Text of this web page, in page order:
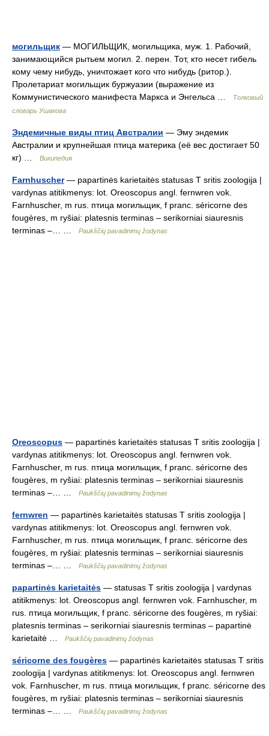
могильщик — МОГИЛЬЩИК, могильщика, муж. 1. Рабочий,
занимающийся рытьем могил. 2. перен. Тот, кто несет гибель
кому чему нибудь, уничтожает кого что нибудь (ритор.).
Пролетариат могильщик буржуазии (выражение из
Коммунистического манифеста Маркса и Энгельса …
Толковый
словарь Ушакова
Эндемичные виды птиц Австралии — Эму эндемик
Австралии и крупнейшая птица материка (её вес достигает 50
кг) …
Википедия
Farnhuscher— papartinės karietaitės statusas T sritis zoologija |
vardynas atitikmenys: lot. Oreoscopus angl. fernwren vok.
Farnhuscher, m rus. птица могильщик, f pranc. séricorne des
fougères, m ryšiai: platesnis terminas – serikorniai siauresnis
terminas –… …
Paukščių pavadinimų žodynas
Oreoscopus — papartinės karietaitės statusas T sritis zoologija |
vardynas atitikmenys: lot. Oreoscopus angl. fernwren vok.
Farnhuscher, m rus. птица могильщик, f pranc. séricorne des
fougères, m ryšiai: platesnis terminas – serikorniai siauresnis
terminas –… …
Paukščių pavadinimų žodynas
fernwren — papartinės karietaitės statusas T sritis zoologija |
vardynas atitikmenys: lot. Oreoscopus angl. fernwren vok.
Farnhuscher, m rus. птица могильщик, f pranc. séricorne des
fougères, m ryšiai: platesnis terminas – serikorniai siauresnis
terminas –… …
Paukščių pavadinimų žodynas
papartinės karietaitės — statusas T sritis zoologija | vardynas
atitikmenys: lot. Oreoscopus angl. fernwren vok. Farnhuscher, m
rus. птица могильщик, f pranc. séricorne des fougères, m ryšiai:
platesnis terminas – serikorniai siauresnis terminas – papartinė
karietaitė …
Paukščių pavadinimų žodynas
séricorne des fougères — papartinės karietaitės statusas T sritis
zoologija | vardynas atitikmenys: lot. Oreoscopus angl. fernwren
vok. Farnhuscher, m rus. птица могильщик, f pranc. séricorne des
fougères, m ryšiai: platesnis terminas – serikorniai siauresnis
terminas –… …
Paukščių pavadinimų žodynas